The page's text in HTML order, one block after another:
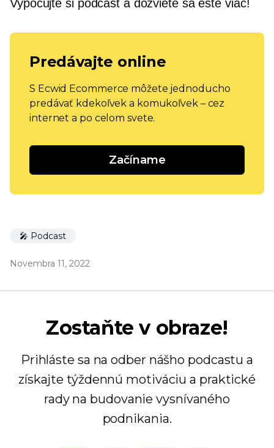
Vypočujte si podcast a dozviete sa ešte viac!
Predávajte online
S Ecwid Ecommerce môžete jednoducho
predávať kdekoľvek a komukoľvek – cez
internet a po celom svete.
Začíname
🎤 Podcast
Novembra 11, 2022
Zostaňte v obraze!
Prihláste sa na odber nášho podcastu a
získajte týždennú motiváciu a praktické
rady na budovanie vysnívaného
podnikania.